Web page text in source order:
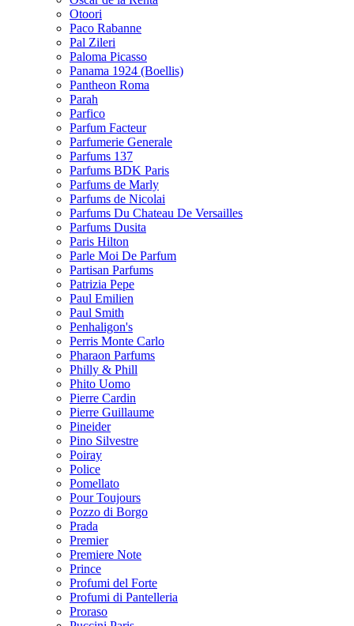
Otoori
Paco Rabanne
Pal Zileri
Paloma Picasso
Panama 1924 (Boellis)
Pantheon Roma
Parah
Parfico
Parfum Facteur
Parfumerie Generale
Parfums 137
Parfums BDK Paris
Parfums de Marly
Parfums de Nicolai
Parfums Du Chateau De Versailles
Parfums Dusita
Paris Hilton
Parle Moi De Parfum
Partisan Parfums
Patrizia Pepe
Paul Emilien
Paul Smith
Penhaligon's
Perris Monte Carlo
Pharaon Parfums
Philly & Phill
Phito Uomo
Pierre Cardin
Pierre Guillaume
Pineider
Pino Silvestre
Poiray
Police
Pomellato
Pour Toujours
Pozzo di Borgo
Prada
Premier
Premiere Note
Prince
Profumi del Forte
Profumi di Pantelleria
Proraso